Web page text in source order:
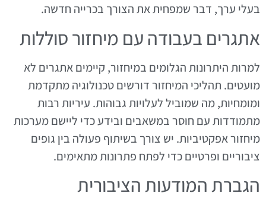
בעלי ערך, דבר שמפחית את הצורך בכרייה חדשה.
אתגרים בעבודה עם מיחזור סוללות
למרות היתרונות הגלומים במיחזור, קיימים אתגרים לא
מועטים. תהליכי המיחזור דורשים טכנולוגיה מתקדמת
ומומחיות, מה שמוביל לעלויות גבוהות. עיריות רבות
מתמודדות עם חוסר במשאבים ובידע כדי ליישם מערכות
מיחזור אפקטיביות. יש צורך בשיתוף פעולה בין גופים
ציבוריים ופרטיים כדי לפתח פתרונות מתאימים.
הגברת המודעות הציבורית